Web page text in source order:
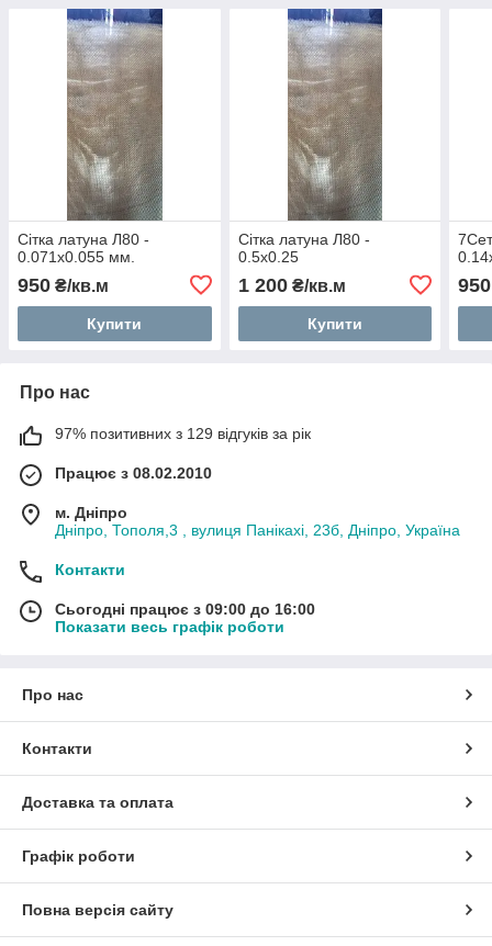
Сітка латуна Л80 -
0.071х0.055 мм.
950 ₴/кв.м
Купити
Сітка латуна Л80 -
0.5х0.25
1 200₴/кв.м
Купити
950
Про нас
97% позитивних з 129 відгуків за рік
Працює з 08.02.2010
м. Дніпро
Дніпро, Тополя,3 , вулиця Панікахі, 23б, Дніпро, Україна
Контакти
Сьогодні працює з 09:00 до 16:00
Показати весь графік роботи
Про нас
Контакти
Доставка та оплата
Графік роботи
Повна версія сайту